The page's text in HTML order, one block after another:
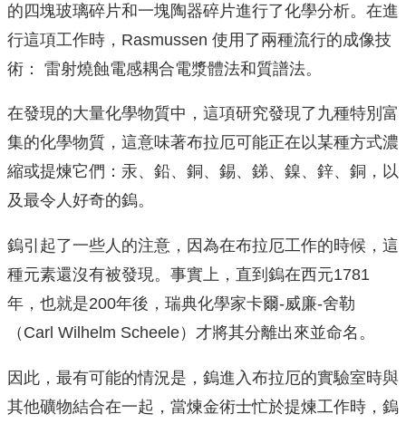
的四塊玻璃碎片和一塊陶器碎片進行了化學分析。在進
行這項工作時，Rasmussen 使用了兩種流行的成像技
術： 雷射燒蝕電感耦合電漿體法和質譜法。
在發現的大量化學物質中，這項研究發現了九種特別富
集的化學物質，這意味著布拉厄可能正在以某種方式濃
縮或提煉它們：汞、鉛、銅、錫、銻、鎳、鋅、銅，以
及最令人好奇的鎢。
鎢引起了一些人的注意，因為在布拉厄工作的時候，這
種元素還沒有被發現。事實上，直到鎢在西元1781
年，也就是200年後，瑞典化學家卡爾-威廉-舍勒
（Carl Wilhelm Scheele）才將其分離出來並命名。
因此，最有可能的情況是，鎢進入布拉厄的實驗室時與
其他礦物結合在一起，當煉金術士忙於提煉工作時，鎢